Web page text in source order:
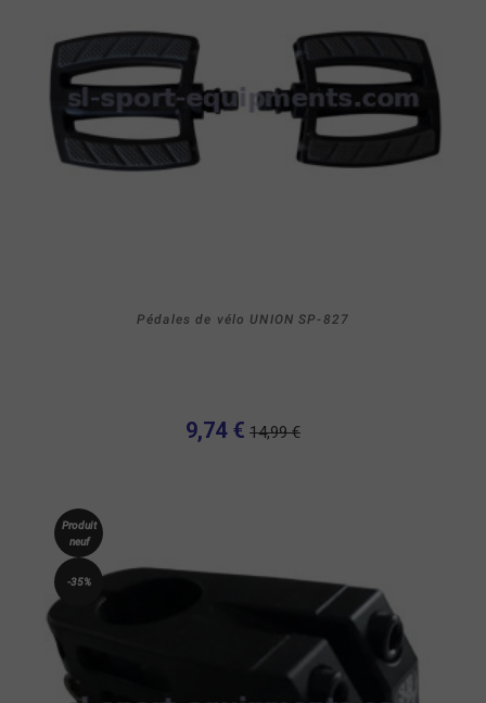
Pédales de vélo UNION SP-827
9,74 € 14,99 €
Produit
neuf
-35%